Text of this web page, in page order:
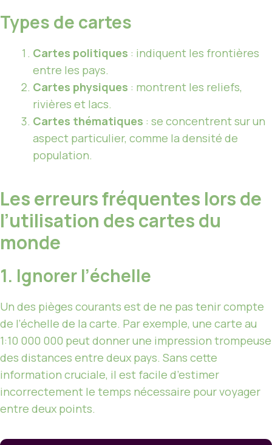
Types de cartes
Cartes politiques : indiquent les frontières
entre les pays.
Cartes physiques : montrent les reliefs,
rivières et lacs.
Cartes thématiques : se concentrent sur un
aspect particulier, comme la densité de
population.
Les erreurs fréquentes lors de
l’utilisation des cartes du
monde
1. Ignorer l’échelle
Un des pièges courants est de ne pas tenir compte
de l’échelle de la carte. Par exemple, une carte au
1:10 000 000 peut donner une impression trompeuse
des distances entre deux pays. Sans cette
information cruciale, il est facile d’estimer
incorrectement le temps nécessaire pour voyager
entre deux points.